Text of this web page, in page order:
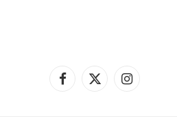
Facebook
X
Instagram